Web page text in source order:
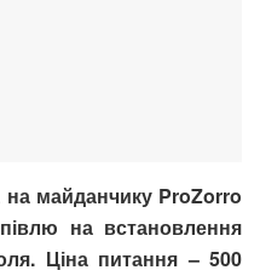
на майданчику ProZorro
на встановлення
Ціна питання – 500